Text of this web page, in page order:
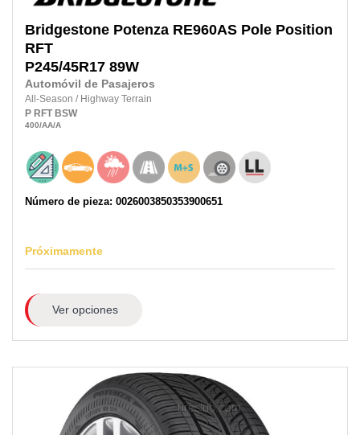
Bridgestone Potenza RE960AS Pole Position
RFT
P245/45R17 89W
Automóvil de Pasajeros
All-Season / Highway Terrain
P RFT BSW
400/AA/A
Número de pieza: 0026003850353900651
Próximamente
Ver opciones